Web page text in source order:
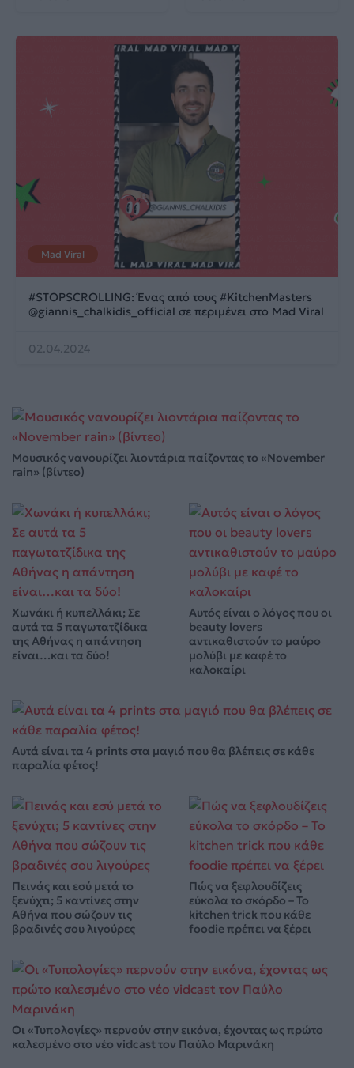
Mad Viral
#STOPSCROLLING: Ένας από τους #KitchenMasters
@giannis_chalkidis_official σε περιμένει στο Mad Viral
02.04.2024
Μουσικός νανουρίζει λιοντάρια παίζοντας το «November
rain» (βίντεο)
Χωνάκι ή κυπελλάκι; Σε
αυτά τα 5 παγωτατζίδικα
της Αθήνας η απάντηση
είναι…και τα δύο!
Αυτός είναι ο λόγος που οι
beauty lovers
αντικαθιστούν το μαύρο
μολύβι με καφέ το
καλοκαίρι
Αυτά είναι τα 4 prints στα μαγιό που θα βλέπεις σε κάθε
παραλία φέτος!
Πεινάς και εσύ μετά το
ξενύχτι; 5 καντίνες στην
Αθήνα που σώζουν τις
βραδινές σου λιγούρες
Πώς να ξεφλουδίζεις
εύκολα το σκόρδο – Το
kitchen trick που κάθε
foodie πρέπει να ξέρει
Οι «Τυπολογίες» περνούν στην εικόνα, έχοντας ως πρώτο
καλεσμένο στο νέο vidcast τον Παύλο Μαρινάκη